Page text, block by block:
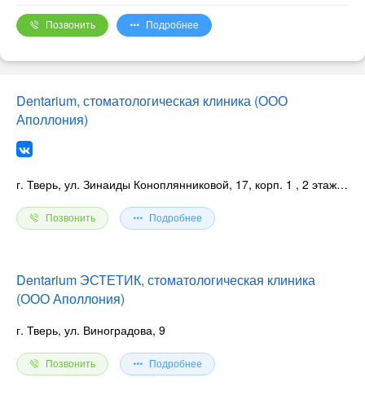
ортодонт
Позвонить Подробнее
Dentarium, стоматологическая клиника (ООО
Аполлония)
г. Тверь, ул. Зинаиды Коноплянниковой, 17, корп. 1 , 2 этаж, офис 36
Позвонить Подробнее
Dentarium ЭСТЕТИК, стоматологическая клиника
(ООО Аполлония)
г. Тверь, ул. Виноградова, 9
Позвонить Подробнее